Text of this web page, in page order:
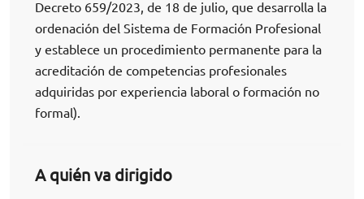
Decreto 659/2023, de 18 de julio, que desarrolla la
ordenación del Sistema de Formación Profesional
y establece un procedimiento permanente para la
acreditación de competencias profesionales
adquiridas por experiencia laboral o formación no
formal).
A quién va dirigido